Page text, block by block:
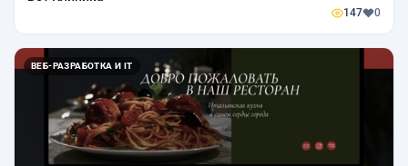
147 0
ВЕБ-РАЗРАБОТКА И IT